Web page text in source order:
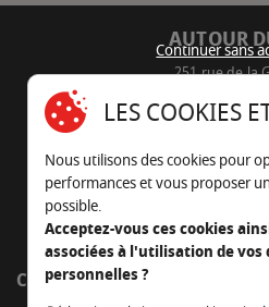
AUTOUR
251 rue de la
05 45 22
Nous envoyer
CÔTÉ OUTDOOR
Continuer sans
LES COOKIES
Nous utilisons des cookies pour
performances et vous proposer
possible.
Acceptez-vous ces cookies
associées à l'utilisation de vos
personnelles ?